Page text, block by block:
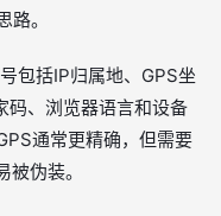
。
包括IP归属地、GPS坐
码、浏览器语言和设备
通常更精确，但需要
伪装。